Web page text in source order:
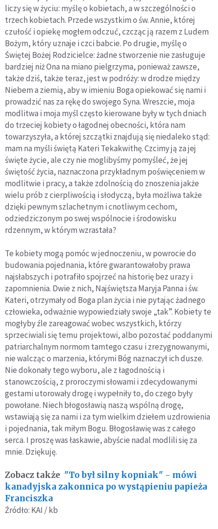
liczy się w życiu: myślę o kobietach, a w szczególności o
trzech kobietach. Przede wszystkim o św. Annie, której
czułość i opiekę mogłem odczuć, czcząc ją razem z Ludem
Bożym, który uznaje i czci babcie. Po drugie, myślę o
Świętej Bożej Rodzicielce: żadne stworzenie nie zasługuje
bardziej niż Ona na miano pielgrzyma, ponieważ zawsze,
także dziś, także teraz, jest w podróży: w drodze między
Niebem a ziemią, aby w imieniu Boga opiekować się nami i
prowadzić nas za rękę do swojego Syna. Wreszcie, moja
modlitwa i moja myśl często kierowane były w tych dniach
do trzeciej kobiety o łagodnej obecności, która nam
towarzyszyła, a której szczątki znajdują się niedaleko stąd:
mam na myśli świętą Kateri Tekakwithę. Czcimy ją za jej
święte życie, ale czy nie moglibyśmy pomyśleć, że jej
świętość życia, naznaczona przykładnym poświęceniem w
modlitwie i pracy, a także zdolnością do znoszenia jakże
wielu prób z cierpliwością i słodyczą, była możliwa także
dzięki pewnym szlachetnym i cnotliwym cechom,
odziedziczonym po swej wspólnocie i środowisku
rdzennym, w którym wzrastała?
Te kobiety mogą pomóc w jednoczeniu, w powrocie do
budowania pojednania, które gwarantowałoby prawa
najsłabszych i potrafiło spojrzeć na historię bez urazy i
zapomnienia. Dwie z nich, Najświętsza Maryja Panna i św.
Kateri, otrzymały od Boga plan życia i nie pytając żadnego
człowieka, odważnie wypowiedziały swoje „tak”. Kobiety te
mogłyby źle zareagować wobec wszystkich, którzy
sprzeciwiali się temu projektowi, albo pozostać poddanymi
patriarchalnym normom tamtego czasu i zrezygnowanymi,
nie walcząc o marzenia, którymi Bóg naznaczył ich dusze.
Nie dokonały tego wyboru, ale z łagodnością i
stanowczością, z proroczymi słowami i zdecydowanymi
gestami utorowały drogę i wypełniły to, do czego były
powołane. Niech błogosławią naszą wspólną drogę,
wstawiają się za nami i za tym wielkim dziełem uzdrowienia
i pojednania, tak miłym Bogu. Błogosławię was z całego
serca. I proszę was łaskawie, abyście nadal modlili się za
mnie. Dziękuję.
Zobacz także "To był silny kopniak" - mówi
kanadyjska zakonnica po wystąpieniu papieża
Franciszka
Źródło: KAI / kb